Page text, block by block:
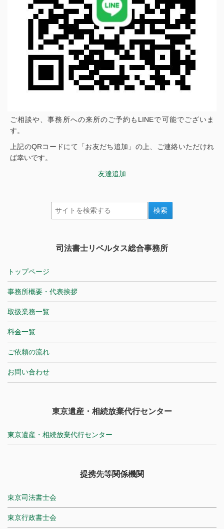
ご相談や、事務所への来所のご予約もLINEで可能でございま
す。
上記のQRコードにて「お友だち追加」の上、ご連絡いただけれ
ば幸いです。
友達追加
司法書士リベルタス総合事務所
トップページ
事務所概要・代表挨拶
取扱業務一覧
料金一覧
ご依頼の流れ
お問い合わせ
東京遺産・相続放棄代行センター
東京遺産・相続放棄代行センター
提携先等関係機関
東京司法書士会
東京行政書士会